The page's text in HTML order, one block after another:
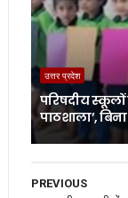
उत्तर प्रदेश
परिषदीय
पाठशाला’,
PREVIOUS